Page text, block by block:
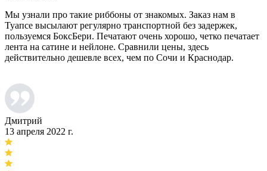
Мы узнали про такие риббоны от знакомых. Заказ нам в
Туапсе высылают регулярно транспортной без задержек,
пользуемся БоксБери. Печатают очень хорошо, четко печатает
лента на сатине и нейлоне. Сравнили цены, здесь
действительно дешевле всех, чем по Сочи и Краснодар.
Дмитрий
13 апреля 2022 г.